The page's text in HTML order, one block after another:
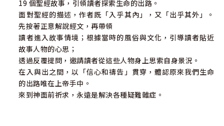
19 個聖經故事，引領讀者探索生命的出路。
面對聖經的描述，作者既「入乎其內」，又「出乎其外」。
先按著正意解說經文，再帶領
讀者進入故事情境；根據當時的風俗與文化，引導讀者貼近
故事人物的心思；
透過反覆提問，邀請讀者從這些人物身上思索自身景況。
在入與出之間，以「信心和禱告」貫穿，體認原來我們生命
的出路唯在上帝手中。
來到神面前祈求，永遠是解決各種疑難雜症。